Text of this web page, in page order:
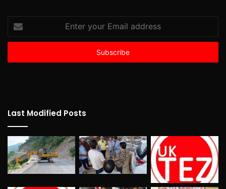
your
Email
Last Modified Posts